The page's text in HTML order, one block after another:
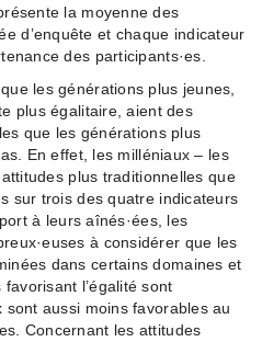
la moyenne des
d’enquête et chaque indicateur
des participants·es.
les générations plus jeunes,
plus égalitaire, aient des
que les générations plus
En effet, les milléniaux – les
plus traditionnelles que
sur trois des quatre indicateurs
à leurs aînés·ées, les
à considérer que les
dans certains domaines et
l’égalité sont
aussi moins favorables au
Concernant les attitudes